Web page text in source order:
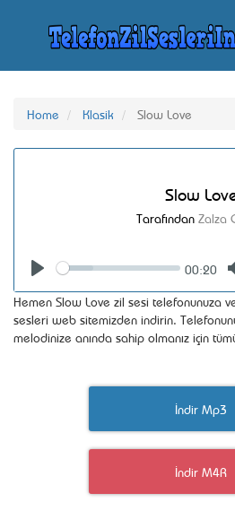
Home Klasik Slow Love
Slow
Tarafından Zalza
Seek
00:20
Hemen Slow Love zil sesi telefonunuza
sesleri web sitemizden indirin.
melodinize anında sahip olmanız için
İndir Mp3
İndir M4R